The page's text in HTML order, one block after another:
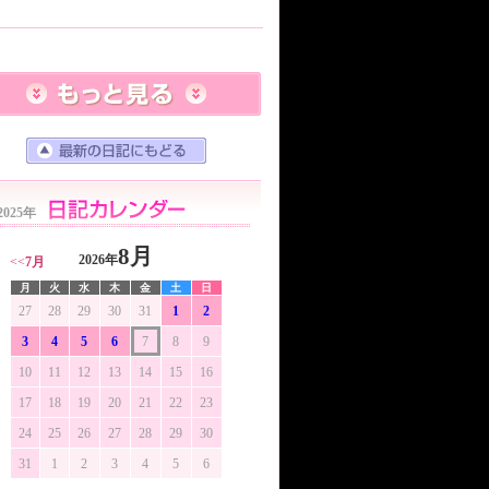
年
2026年8月
<<7月
月 火 水 木 金 土 日
27 28 29 30 31 1
2
3
4 5 6 7 8
9
10
11 12 13 14 15
16
17
18 19 20 21 22
23
24
25 26 27 28 29
30
31
1 2 3 4 5 6